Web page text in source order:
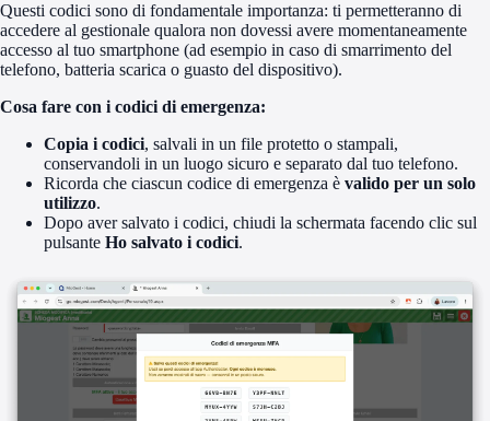
Questi codici sono di fondamentale importanza: ti permetteranno di
accedere al gestionale qualora non dovessi avere momentaneamente
accesso al tuo smartphone (ad esempio in caso di smarrimento del
telefono, batteria scarica o guasto del dispositivo).
Cosa fare con i codici di emergenza:
Copia i codici, salvali in un file protetto o stampali,
conservandoli in un luogo sicuro e separato dal tuo telefono.
Ricorda che ciascun codice di emergenza è valido per un solo
utilizzo.
Dopo aver salvato i codici, chiudi la schermata facendo clic sul
pulsante Ho salvato i codici.